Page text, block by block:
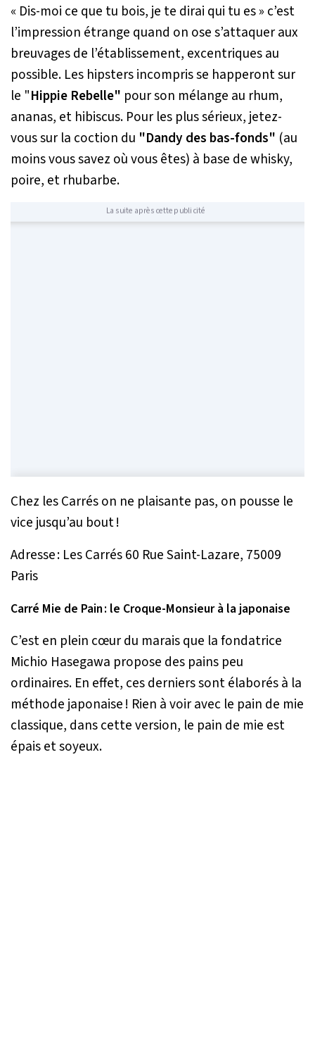
« Dis-moi ce que tu bois, je te dirai qui tu es » c’est
l’impression étrange quand on ose s’attaquer aux
breuvages de l’établissement, excentriques au
possible. Les hipsters incompris se happeront sur
le "Hippie Rebelle" pour son mélange au rhum,
ananas, et hibiscus. Pour les plus sérieux, jetez-
vous sur la coction du "Dandy des bas-fonds" (au
moins vous savez où vous êtes) à base de whisky,
poire, et rhubarbe.
La suite après cette publicité
Chez les Carrés on ne plaisante pas, on pousse le
vice jusqu’au bout !
Adresse : Les Carrés 60 Rue Saint-Lazare, 75009
Paris
Carré Mie de Pain : le Croque-Monsieur à la japonaise
C’est en plein cœur du marais que la fondatrice
Michio Hasegawa propose des pains peu
ordinaires. En effet, ces derniers sont élaborés à la
méthode japonaise ! Rien à voir avec le pain de mie
classique, dans cette version, le pain de mie est
épais et soyeux.